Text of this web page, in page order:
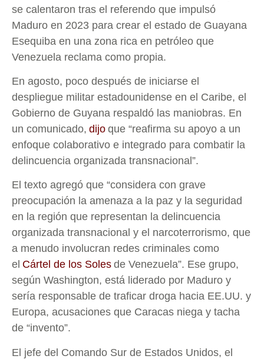
se calentaron tras el referendo que impulsó
Maduro en 2023 para crear el estado de Guayana
Esequiba en una zona rica en petróleo que
Venezuela reclama como propia.
En agosto, poco después de iniciarse el
despliegue militar estadounidense en el Caribe, el
Gobierno de Guyana respaldó las maniobras. En
un comunicado, dijo que “reafirma su apoyo a un
enfoque colaborativo e integrado para combatir la
delincuencia organizada transnacional”.
El texto agregó que “considera con grave
preocupación la amenaza a la paz y la seguridad
en la región que representan la delincuencia
organizada transnacional y el narcoterrorismo, que
a menudo involucran redes criminales como
el Cártel de los Soles de Venezuela”. Ese grupo,
según Washington, está liderado por Maduro y
sería responsable de traficar droga hacia EE.UU. y
Europa, acusaciones que Caracas niega y tacha
de “invento”.
El jefe del Comando Sur de Estados Unidos, el